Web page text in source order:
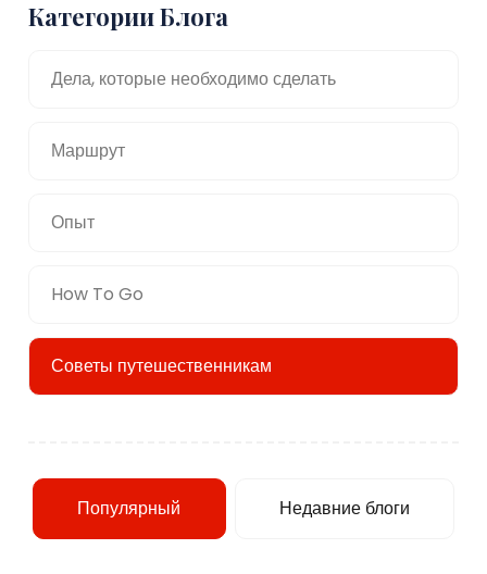
Категории Блога
Дела, которые необходимо сделать
Маршрут
Опыт
How To Go
Советы путешественникам
Популярный Недавние блоги